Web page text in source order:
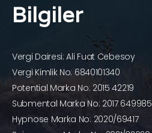
Bilgiler
Vergi Dairesi: Ali Fuat Cebesoy
Vergi Kimlik No: 6840101340
Potential Marka No: 2015 42219
Submental Marka No: 2017 649985
Hypnose Marka No: 2020/69417